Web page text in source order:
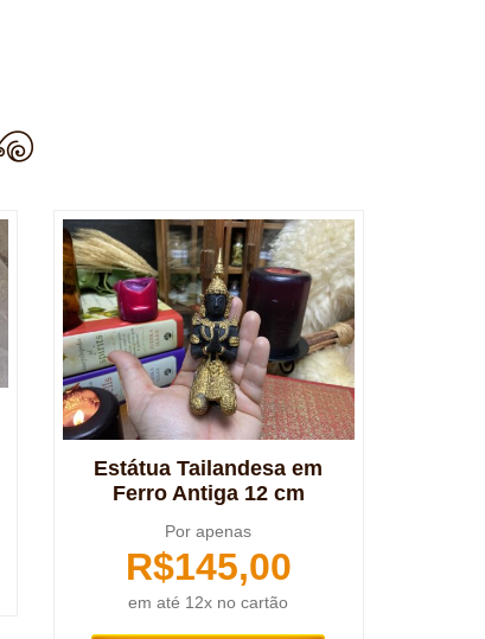
Estátua Tailandesa em
Ferro Antiga 12 cm
Por apenas
R$145,00
em até 12x no cartão